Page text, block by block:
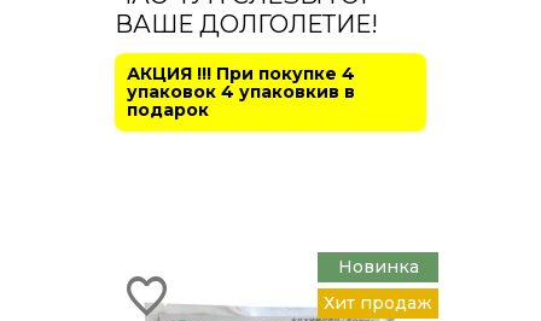
ВАШЕ ДОЛГОЛЕТИЕ!
АКЦИЯ !!! При покупке 4
упаковок 4 упаковкив в
подарок
Новинка
Хит продаж